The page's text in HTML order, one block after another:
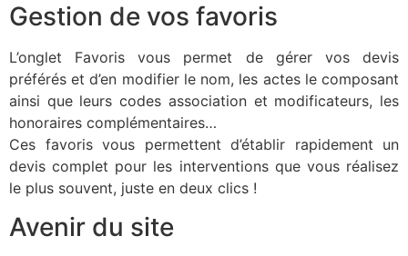
Gestion de vos favoris
L’onglet Favoris vous permet de gérer vos devis
préférés et d’en modifier le nom, les actes le composant
ainsi que leurs codes association et modificateurs, les
honoraires complémentaires…
Ces favoris vous permettent d’établir rapidement un
devis complet pour les interventions que vous réalisez
le plus souvent, juste en deux clics !
Avenir du site